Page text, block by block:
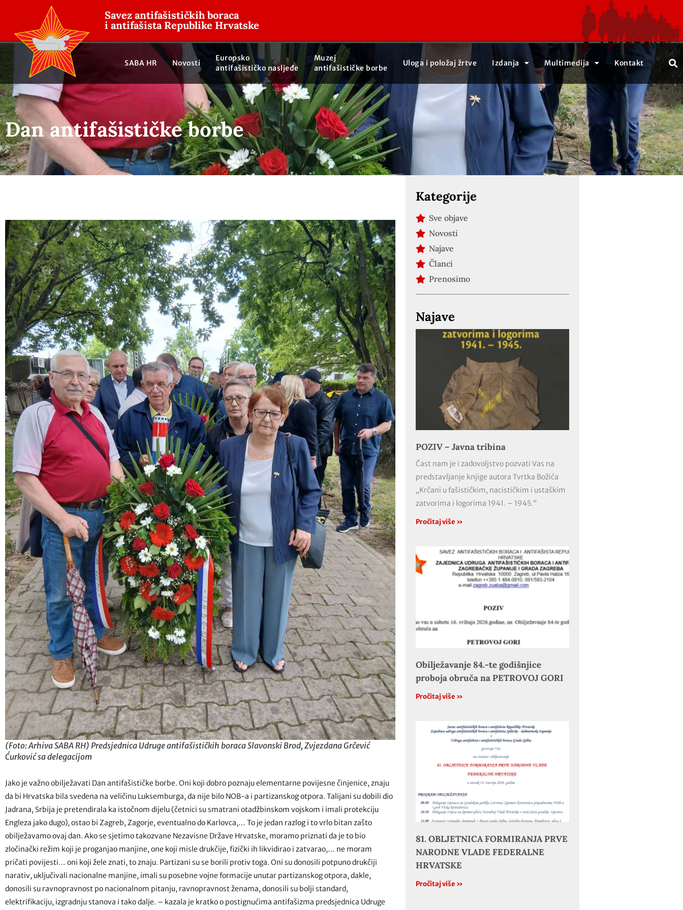
Savez antifašističkih boraca
i antifašista Republike Hrvatske
SABA HR Novosti
Europsko
antifašističko nasljeđe
Muzej
antifašističke borbe
Uloga i položaj žrtve Izdanja Multimedija Kontakt
Dan antifašističke borbe
(Foto: Arhiva SABA RH) Predsjednica Udruge antifašističkih boraca Slavonski Brod, Zvjezdana Grčević
Ćurković sa delegacijom
Jako je važno obilježavati Dan antifašističke borbe. Oni koji dobro poznaju elementarne povijesne činjenice, znaju
da bi Hrvatska bila svedena na veličinu Luksemburga, da nije bilo NOB-a i partizanskog otpora. Talijani su dobili dio
Jadrana, Srbija je pretendirala ka istočnom dijelu (četnici su smatrani otadžbinskom vojskom i imali protekciju
Engleza jako dugo), ostao bi Zagreb, Zagorje, eventualno do Karlovca,… To je jedan razlog i to vrlo bitan zašto
obilježavamo ovaj dan. Ako se sjetimo takozvane Nezavisne Države Hrvatske, moramo priznati da je to bio
zločinački režim koji je proganjao manjine, one koji misle drukčije, fizički ih likvidirao i zatvarao,… ne moram
pričati povijesti… oni koji žele znati, to znaju. Partizani su se borili protiv toga. Oni su donosili potpuno drukčiji
narativ, uključivali nacionalne manjine, imali su posebne vojne formacije unutar partizanskog otpora, dakle,
donosili su ravnopravnost po nacionalnom pitanju, ravnopravnost ženama, donosili su bolji standard,
elektrifikaciju, izgradnju stanova i tako dalje. – kazala je kratko o postignućima antifašizma predsjednica Udruge
Kategorije
Sve objave
Novosti
Najave
Članci
Prenosimo
Najave
POZIV – Javna tribina
Čast nam je i zadovoljstvo pozvati Vas na
predstavljanje knjige autora Tvrtka Božića
„Krčani u fašističkim, nacističkim i ustaškim
zatvorima i logorima 1941. – 1945.“
Pročitaj više »
Obilježavanje 84.-te godišnjice
proboja obruča na PETROVOJ GORI
Pročitaj više »
81. OBLJETNICA FORMIRANJA PRVE
NARODNE VLADE FEDERALNE
HRVATSKE
Pročitaj više »